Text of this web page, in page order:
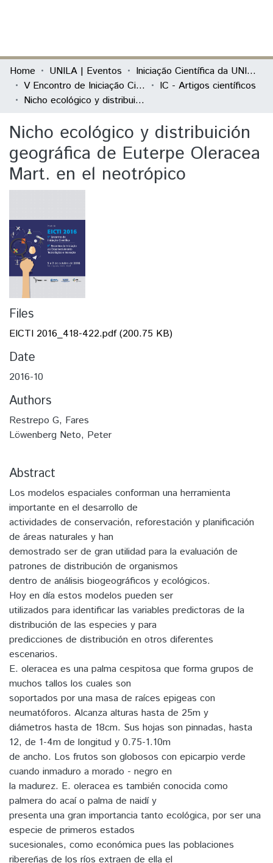
Communities & Collections
All of DSpace
Home UNILA | Eventos
Iniciação Científica da UNILA (IC)
V Encontro de Iniciação Científica e I Encontro Anual de Iniciação ao Desenvolvimento Tecnológico e Inovação
IC - Artigos científicos
Nicho ecológico y distribuición geográfica de Euterpe Oleracea Mart. en el neotrópico
Nicho ecológico y distribuición
geográfica de Euterpe Oleracea
Mart. en el neotrópico
Files
EICTI 2016_418-422.pdf(200.75 KB)
Date
2016-10
Authors
Restrepo G, Fares
Löwenberg Neto, Peter
Abstract
Los modelos espaciales conforman una herramienta
importante en el desarrollo de
actividades de conservación, reforestación y planificación
de áreas naturales y han
demostrado ser de gran utilidad para la evaluación de
patrones de distribución de organismos
dentro de análisis biogeográficos y ecológicos.
Hoy en día estos modelos pueden ser
utilizados para identificar las variables predictoras de la
distribución de las especies y para
predicciones de distribución en otros diferentes
escenarios.
E. oleracea es una palma cespitosa que forma grupos de
muchos tallos los cuales son
soportados por una masa de raíces epigeas con
neumatóforos. Alcanza alturas hasta de 25m y
diámetros hasta de 18cm. Sus hojas son pinnadas, hasta
12, de 1-4m de longitud y 0.75-1.10m
de ancho. Los frutos son globosos con epicarpio verde
cuando inmaduro a morado - negro en
la madurez. E. oleracea es también conocida como
palmera do acaí o palma de naidí y
presenta una gran importancia tanto ecológica, por ser una
especie de primeros estados
sucesionales, como económica pues las poblaciones
ribereñas de los ríos extraen de ella el